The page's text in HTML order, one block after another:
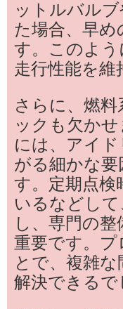
ットルバル
た場合、早め
す。このよう
走行性能を維
さらに、燃料
ックも欠か
には、アイ
がる細かな要
す。定期点検
いるなどして
し、専門の
重要です。プ
とで、複雑
解決できるで